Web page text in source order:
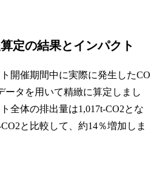
定の結果とインパクト
開催期間中に実際に発生したCO
ータを用いて精緻に算定しまし
全体の排出量は1,017t-CO2とな
と比較して、約14％増加しま